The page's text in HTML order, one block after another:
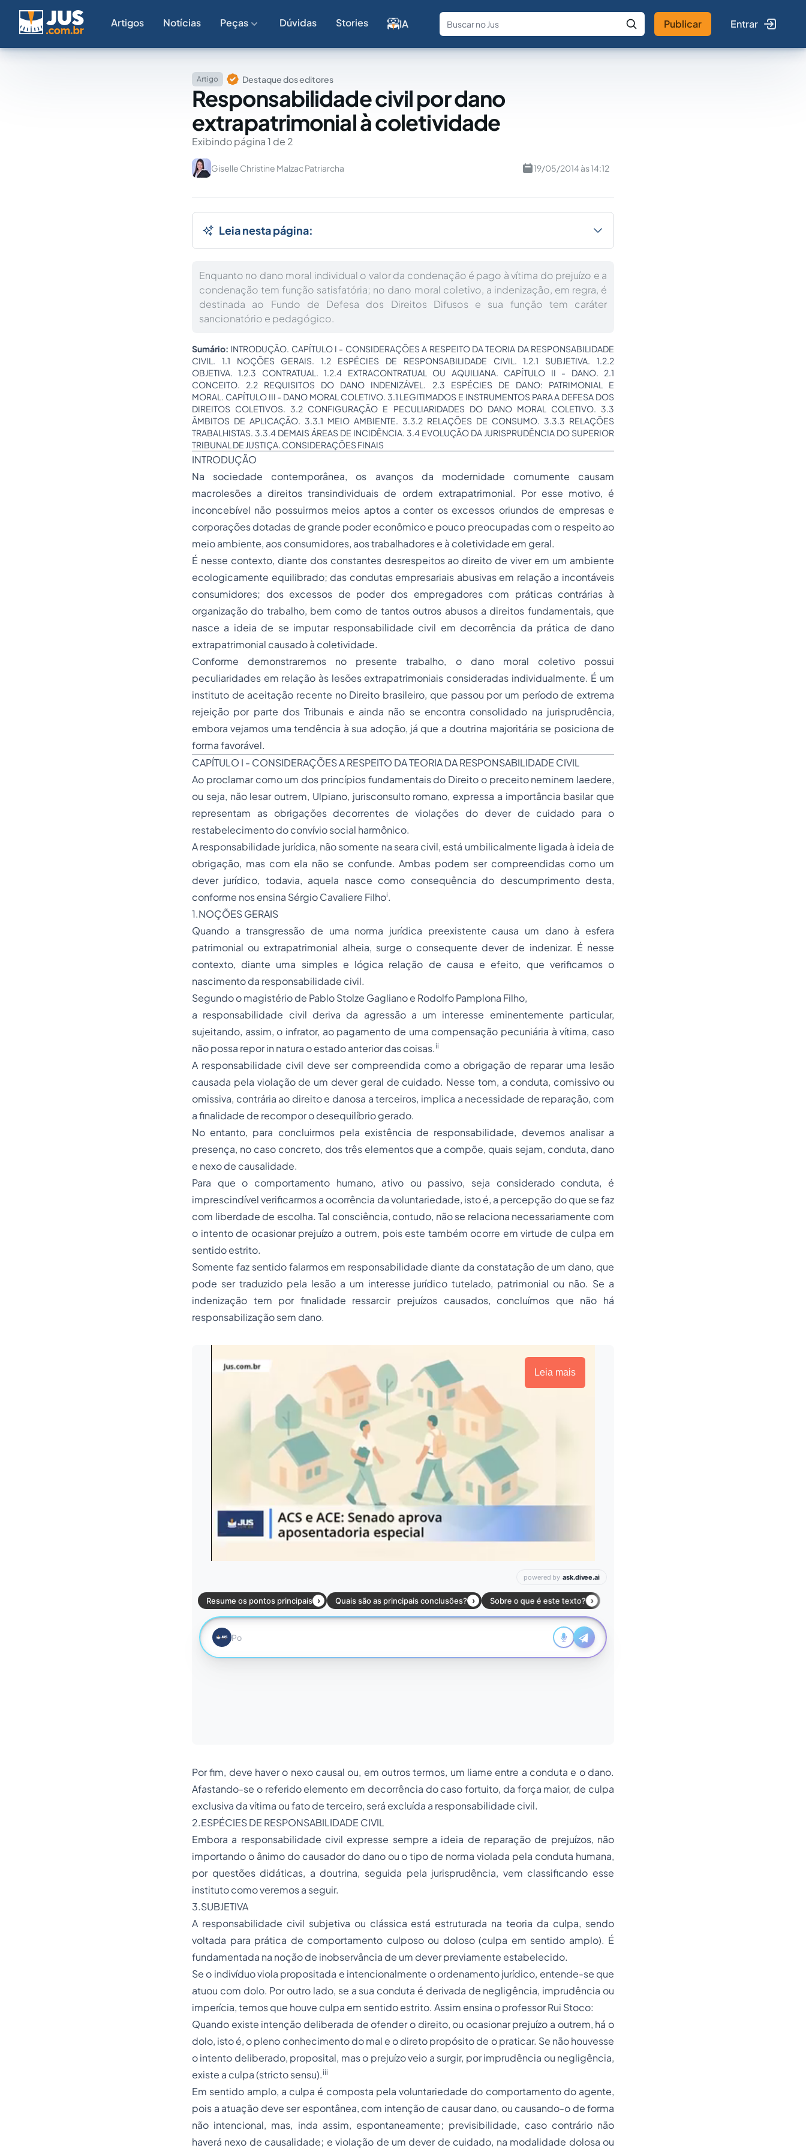
Artigos Notícias Peças Dúvidas Stories IA
Fale com a IA Buscar no Jus
Publicar Entrar
Artigo Destaque dos editores
Responsabilidade civil por dano
extrapatrimonial à coletividade
Exibindo página 1 de 2
Giselle Christine Malzac Patriarcha 19/05/2014 às 14:12
Leia nesta página:
Enquanto no dano moral individual o valor da condenação é pago à vítima do prejuízo e a
condenação tem função satisfatória; no dano moral coletivo, a indenização, em regra, é
destinada ao Fundo de Defesa dos Direitos Difusos e sua função tem caráter
sancionatório e pedagógico.
Sumário: INTRODUÇÃO. CAPÍTULO I - CONSIDERAÇÕES A RESPEITO DA TEORIA DA RESPONSABILIDADE
CIVIL. 1.1 NOÇÕES GERAIS. 1.2 ESPÉCIES DE RESPONSABILIDADE CIVIL. 1.2.1 SUBJETIVA. 1.2.2
OBJETIVA. 1.2.3 CONTRATUAL. 1.2.4 EXTRACONTRATUAL OU AQUILIANA. CAPÍTULO II - DANO. 2.1
CONCEITO. 2.2 REQUISITOS DO DANO INDENIZÁVEL. 2.3 ESPÉCIES DE DANO: PATRIMONIAL E
MORAL. CAPÍTULO III - DANO MORAL COLETIVO. 3.1 LEGITIMADOS E INSTRUMENTOS PARA A DEFESA DOS
DIREITOS COLETIVOS. 3.2 CONFIGURAÇÃO E PECULIARIDADES DO DANO MORAL COLETIVO. 3.3
ÂMBITOS DE APLICAÇÃO. 3.3.1 MEIO AMBIENTE. 3.3.2 RELAÇÕES DE CONSUMO. 3.3.3 RELAÇÕES
TRABALHISTAS. 3.3.4 DEMAIS ÁREAS DE INCIDÊNCIA. 3.4 EVOLUÇÃO DA JURISPRUDÊNCIA DO SUPERIOR
TRIBUNAL DE JUSTIÇA. CONSIDERAÇÕES FINAIS
INTRODUÇÃO
Na sociedade contemporânea, os avanços da modernidade comumente causam
macrolesões a direitos transindividuais de ordem extrapatrimonial. Por esse motivo, é
inconcebível não possuirmos meios aptos a conter os excessos oriundos de empresas e
corporações dotadas de grande poder econômico e pouco preocupadas com o respeito ao
meio ambiente, aos consumidores, aos trabalhadores e à coletividade em geral.
É nesse contexto, diante dos constantes desrespeitos ao direito de viver em um ambiente
ecologicamente equilibrado; das condutas empresariais abusivas em relação a incontáveis
consumidores; dos excessos de poder dos empregadores com práticas contrárias à
organização do trabalho, bem como de tantos outros abusos a direitos fundamentais, que
nasce a ideia de se imputar responsabilidade civil em decorrência da prática de dano
extrapatrimonial causado à coletividade.
Conforme demonstraremos no presente trabalho, o dano moral coletivo possui
peculiaridades em relação às lesões extrapatrimoniais consideradas individualmente. É um
instituto de aceitação recente no Direito brasileiro, que passou por um período de extrema
rejeição por parte dos Tribunais e ainda não se encontra consolidado na jurisprudência,
embora vejamos uma tendência à sua adoção, já que a doutrina majoritária se posiciona de
forma favorável.
CAPÍTULO I - CONSIDERAÇÕES A RESPEITO DA TEORIA DA RESPONSABILIDADE CIVIL
Ao proclamar como um dos princípios fundamentais do Direito o preceito neminem laedere,
ou seja, não lesar outrem, Ulpiano, jurisconsulto romano, expressa a importância basilar que
representam as obrigações decorrentes de violações do dever de cuidado para o
restabelecimento do convívio social harmônico.
A responsabilidade jurídica, não somente na seara civil, está umbilicalmente ligada à ideia de
obrigação, mas com ela não se confunde. Ambas podem ser compreendidas como um
dever jurídico, todavia, aquela nasce como consequência do descumprimento desta,
conforme nos ensina Sérgio Cavaliere Filhoi.
1.NOÇÕES GERAIS
Quando a transgressão de uma norma jurídica preexistente causa um dano à esfera
patrimonial ou extrapatrimonial alheia, surge o consequente dever de indenizar. É nesse
contexto, diante uma simples e lógica relação de causa e efeito, que verificamos o
nascimento da responsabilidade civil.
Segundo o magistério de Pablo Stolze Gagliano e Rodolfo Pamplona Filho,
a responsabilidade civil deriva da agressão a um interesse eminentemente particular,
sujeitando, assim, o infrator, ao pagamento de uma compensação pecuniária à vítima, caso
não possa repor in natura o estado anterior das coisas. ii
A responsabilidade civil deve ser compreendida como a obrigação de reparar uma lesão
causada pela violação de um dever geral de cuidado. Nesse tom, a conduta, comissivo ou
omissiva, contrária ao direito e danosa a terceiros, implica a necessidade de reparação, com
a finalidade de recompor o desequilíbrio gerado.
No entanto, para concluirmos pela existência de responsabilidade, devemos analisar a
presença, no caso concreto, dos três elementos que a compõe, quais sejam, conduta, dano
e nexo de causalidade.
Para que o comportamento humano, ativo ou passivo, seja considerado conduta, é
imprescindível verificarmos a ocorrência da voluntariedade, isto é, a percepção do que se faz
com liberdade de escolha. Tal consciência, contudo, não se relaciona necessariamente com
o intento de ocasionar prejuízo a outrem, pois este também ocorre em virtude de culpa em
sentido estrito.
Somente faz sentido falarmos em responsabilidade diante da constatação de um dano, que
pode ser traduzido pela lesão a um interesse jurídico tutelado, patrimonial ou não. Se a
indenização tem por finalidade ressarcir prejuízos causados, concluímos que não há
responsabilização sem dano.
Leia mais
Por fim, deve haver o nexo causal ou, em outros termos, um liame entre a conduta e o dano.
Afastando-se o referido elemento em decorrência do caso fortuito, da força maior, de culpa
exclusiva da vítima ou fato de terceiro, será excluída a responsabilidade civil.
2.ESPÉCIES DE RESPONSABILIDADE CIVIL
Embora a responsabilidade civil expresse sempre a ideia de reparação de prejuízos, não
importando o ânimo do causador do dano ou o tipo de norma violada pela conduta humana,
por questões didáticas, a doutrina, seguida pela jurisprudência, vem classificando esse
instituto como veremos a seguir.
3.SUBJETIVA
A responsabilidade civil subjetiva ou clássica está estruturada na teoria da culpa, sendo
voltada para prática de comportamento culposo ou doloso (culpa em sentido amplo). É
fundamentada na noção de inobservância de um dever previamente estabelecido.
Se o indivíduo viola propositada e intencionalmente o ordenamento jurídico, entende-se que
atuou com dolo. Por outro lado, se a sua conduta é derivada de negligência, imprudência ou
imperícia, temos que houve culpa em sentido estrito. Assim ensina o professor Rui Stoco:
Quando existe intenção deliberada de ofender o direito, ou ocasionar prejuízo a outrem, há o
dolo, isto é, o pleno conhecimento do mal e o direto propósito de o praticar. Se não houvesse
o intento deliberado, proposital, mas o prejuízo veio a surgir, por imprudência ou negligência,
existe a culpa (stricto sensu). iii
Em sentido amplo, a culpa é composta pela voluntariedade do comportamento do agente,
pois a atuação deve ser espontânea, com intenção de causar dano, ou causando-o de forma
não intencional, mas, inda assim, espontaneamente; previsibilidade, caso contrário não
haverá nexo de causalidade; e violação de um dever de cuidado, na modalidade dolosa ou